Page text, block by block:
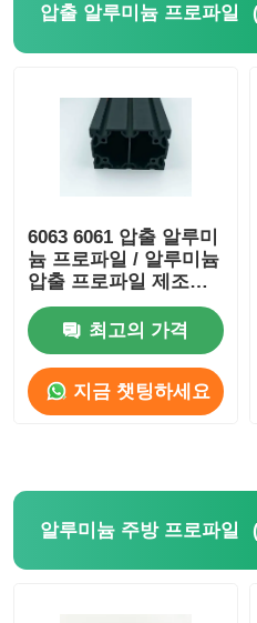
여닫이 창 프로필
커튼 벽 프로파일
광택 알루미늄 프로파일
목재 마감 알루미늄 프로
알루미늄 트림 프로파일
알루미늄 히트 싱크 추출
압출 알루미늄 프로파일
6063 6061 압출 알루미
늄 프로파일 / 알루미늄
압출 프로파일 제조업
체
최고의 가격
지금 챗팅하세요
알루미늄 주방 프로파일